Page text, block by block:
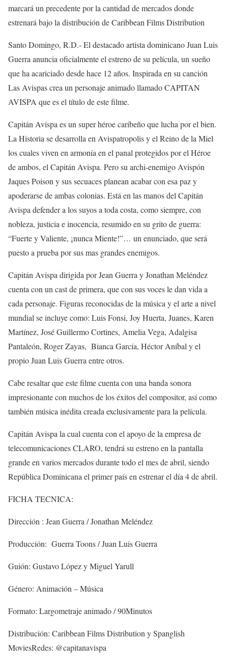
marcará un precedente por la cantidad de mercados donde
estrenará bajo la distribución de Caribbean Films Distribution
Santo Domingo, R.D.- El destacado artista dominicano Juan Luis
Guerra anuncia oficialmente el estreno de su película, un sueño
que ha acariciado desde hace 12 años. Inspirada en su canción
Las Avispas crea un personaje animado llamado CAPITAN
AVISPA que es el título de este filme.
Capitán Avispa es un super héroe caribeño que lucha por el bien.
La Historia se desarrolla en Avispatropolis y el Reino de la Miel
los cuales viven en armonía en el panal protegidos por el Héroe
de ambos, el Capitán Avispa. Pero su archi-enemigo Avispón
Jaques Poison y sus secuaces planean acabar con esa paz y
apoderarse de ambas colonias. Está en las manos del Capitán
Avispa defender a los suyos a toda costa, como siempre, con
nobleza, justicia e inocencia, resumido en su grito de guerra:
“Fuerte y Valiente, ¡nunca Miente!”… un enunciado, que será
puesto a prueba por sus mas grandes enemigos.
Capitán Avispa dirigida por Jean Guerra y Jonathan Meléndez
cuenta con un cast de primera, que con sus voces le dan vida a
cada personaje. Figuras reconocidas de la música y el arte a nivel
mundial se incluye como: Luis Fonsi, Joy Huerta, Juanes, Karen
Martínez, José Guillermo Cortines, Amelia Vega, Adalgisa
Pantaleón, Roger Zayas, Bianca García, Héctor Aníbal y el
propio Juan Luis Guerra entre otros.
Cabe resaltar que este filme cuenta con una banda sonora
impresionante con muchos de los éxitos del compositor, así como
también música inédita creada exclusivamente para la película.
Capitán Avispa la cual cuenta con el apoyo de la empresa de
telecomunicaciones CLARO, tendrá su estreno en la pantalla
grande en varios mercados durante todo el mes de abril, siendo
República Dominicana el primer país en estrenar el día 4 de abril.
FICHA TECNICA:
Dirección : Jean Guerra / Jonathan Meléndez
Producción: Guerra Toons / Juan Luis Guerra
Guión: Gustavo López y Miguel Yarull
Género: Animación – Música
Formato: Largometraje animado / 90Minutos
Distribución: Caribbean Films Distribution y Spanglish
MoviesRedes: @capitanavispa